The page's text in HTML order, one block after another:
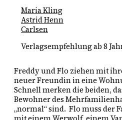
Maria Kling
Astrid Henn
Carlsen
Verlagsempfehlung ab 8
Freddy und Flo ziehen mit
neuer Freundin in eine
Schnell merken die beiden,
Bewohner des
„normal“ sind.  Flo muss der